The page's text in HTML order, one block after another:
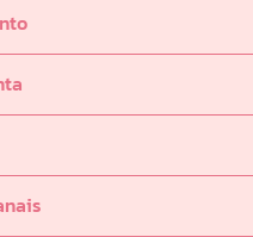
0625
entrega